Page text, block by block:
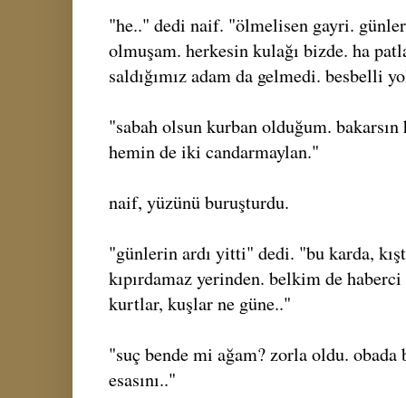
"he.." dedi naif. "ölmelisen gayri. günler
olmuşam. herkesin kulağı bizde. ha
saldığımız adam da gelmedi. besbelli
"sabah olsun kurban olduğum. bakarsın
hemin de iki candarmaylan."
naif, yüzünü buruşturdu.
"günlerin ardı yitti" dedi. "bu karda,
kıpırdamaz yerinden. belkim de haberci
kurtlar, kuşlar ne güne.."
"suç bende mi ağam? zorla oldu.
esasını.."